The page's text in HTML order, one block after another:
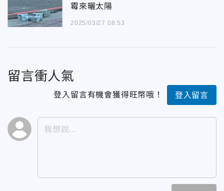
霉來曬太陽
2025/03/27 08:53
留言衝人氣
登入留言有機會獲得旺幣哦！ 登入留言